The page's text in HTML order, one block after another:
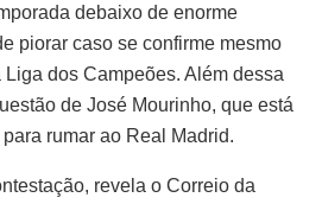
debaixo de enorme
piorar caso se confirme mesmo
dos Campeões. Além dessa
de José Mourinho, que está
rumar ao Real Madrid.
revela o Correio da